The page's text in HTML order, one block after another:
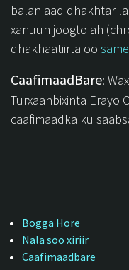
balan aad dhakhtar
xanuun joogto ah
dhakhaatiirta oo
CaafimaadBare:
Turxaanbixinta Erayo
caafimaadka ku
Bogga Hore
Nala soo xiriir
Caafimaadbare